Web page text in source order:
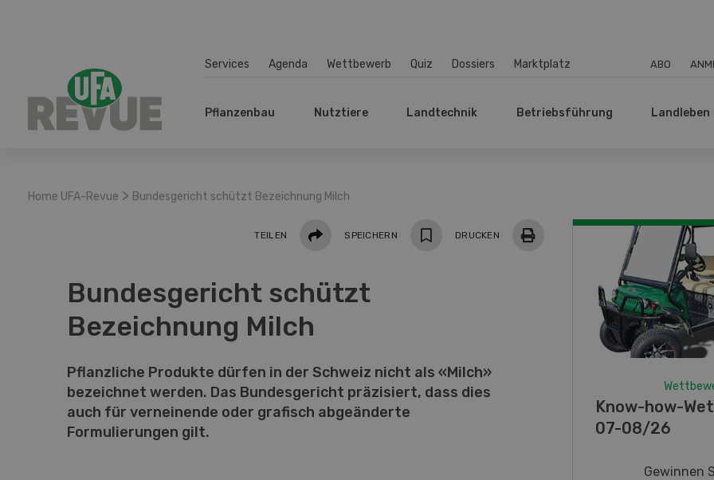
Services Agenda Wettbewerb Quiz Dossiers Marktplatz ABO
Pflanzenbau Nutztiere Landtechnik Betriebsführung Landleben
Home UFA-Revue > Bundesgericht schützt Bezeichnung Milch
TEILEN Teilen SPEICHERN DRUCKEN
Bundesgericht schützt
Bezeichnung Milch
Pflanzliche Produkte dürfen in der Schweiz nicht als «Milch»
bezeichnet werden. Das Bundesgericht präzisiert, dass dies
auch für verneinende oder grafisch abgeänderte
Formulierungen gilt.
Know-how-
07-08/26
Gewinnen